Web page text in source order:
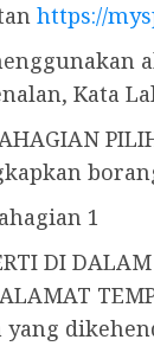
https://
Kata
1
DI
yang